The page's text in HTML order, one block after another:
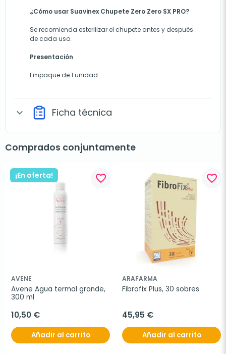
¿Cómo usar Suavinex Chupete Zero Zero SX PRO?
Se recomienda esterilizar el chupete antes y después
de cada uso.
Presentación
Empaque de 1 unidad
expand_more Ficha técnica
Comprados conjuntamente
¡En oferta! favorite_border
AVENE
Avene Agua termal grande,
300 ml
10,50 €
Añadir al carrito
favorite_border
ARAFARMA
Fibrofix Plus, 30 sobres
45,95 €
Añadir al carrito